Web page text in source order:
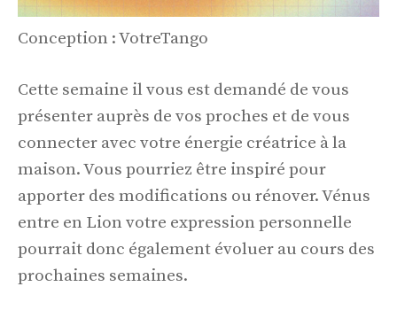
Conception : VotreTango
Cette semaine il vous est demandé de vous
présenter auprès de vos proches et de vous
connecter avec votre énergie créatrice à la
maison. Vous pourriez être inspiré pour
apporter des modifications ou rénover. Vénus
entre en Lion votre expression personnelle
pourrait donc également évoluer au cours des
prochaines semaines.